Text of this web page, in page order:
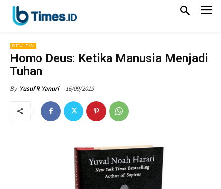
REVIEW
Homo Deus: Ketika Manusia Menjadi
Tuhan
By Yusuf R Yanuri 16/09/2019